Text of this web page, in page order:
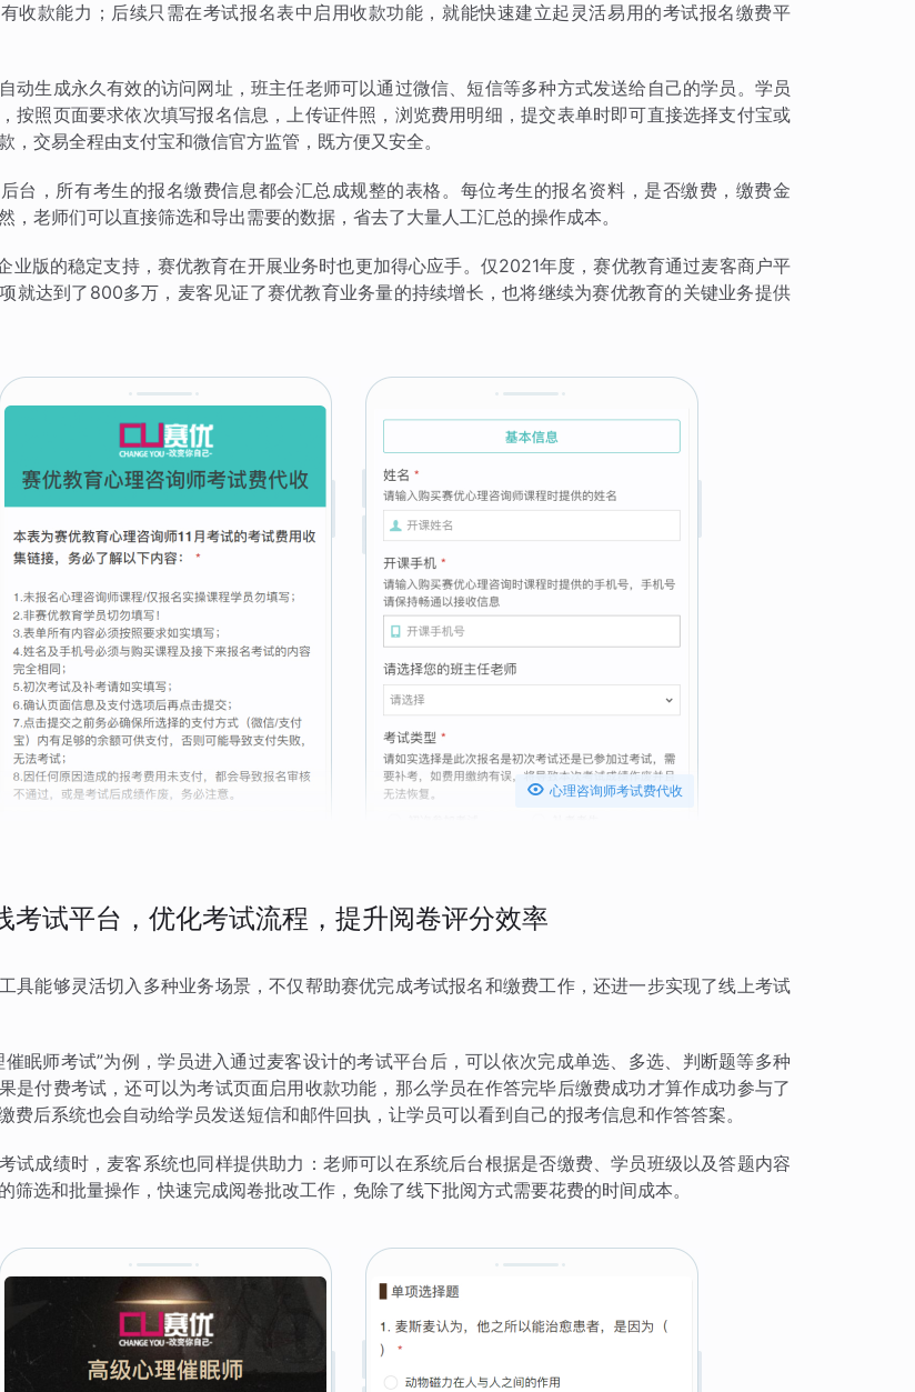
收款能力；后续只需在考试报名表中启用收款功能，就能快速建立起灵活易用的考试报名缴费平
动生成永久有效的访问网址，班主任老师可以通过微信、短信等多种方式发送给自己的学员。学员
按照页面要求依次填写报名信息，上传证件照，浏览费用明细，提交表单时即可直接选择支付宝或
，交易全程由支付宝和微信官方监管，既方便又安全。
台，所有考生的报名缴费信息都会汇总成规整的表格。每位考生的报名资料，是否缴费，缴费金
，老师们可以直接筛选和导出需要的数据，省去了大量人工汇总的操作成本。
业版的稳定支持，赛优教育在开展业务时也更加得心应手。仅2021年度，赛优教育通过麦客商户平
就达到了800多万，麦客见证了赛优教育业务量的持续增长，也将继续为赛优教育的关键业务提供
 心理咨询师考试费代收
考试平台，优化考试流程，提升阅卷评分效率
具能够灵活切入多种业务场景，不仅帮助赛优完成考试报名和缴费工作，还进一步实现了线上考试
催眠师考试”为例，学员进入通过麦客设计的考试平台后，可以依次完成单选、多选、判断题等多种
是付费考试，还可以为考试页面启用收款功能，那么学员在作答完毕后缴费成功才算作成功参与了
费后系统也会自动给学员发送短信和邮件回执，让学员可以看到自己的报考信息和作答答案。
试成绩时，麦客系统也同样提供助力：老师可以在系统后台根据是否缴费、学员班级以及答题内容
筛选和批量操作，快速完成阅卷批改工作，免除了线下批阅方式需要花费的时间成本。